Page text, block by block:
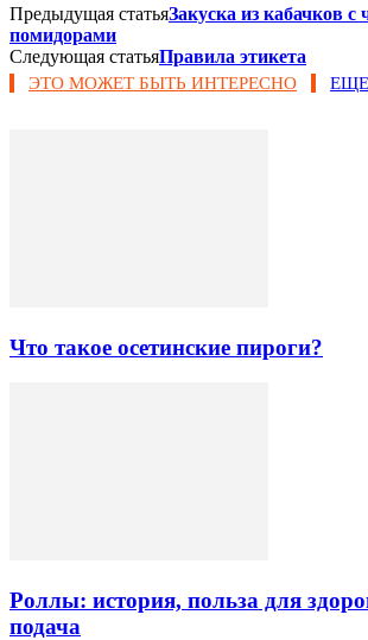
Предыдущая статьяЗакуска из кабачков с
помидорами
Следующая статьяПравила этикета
ЭТО МОЖЕТ БЫТЬ ИНТЕРЕСНО
Что такое осетинские пироги?
Роллы: история, польза для
подача